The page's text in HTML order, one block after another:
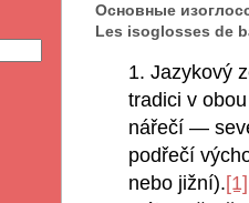
Основные
Les isoglosses de
1. Jazykový
tradici v
nářečí —
podřečí
nebo jižní).[1]